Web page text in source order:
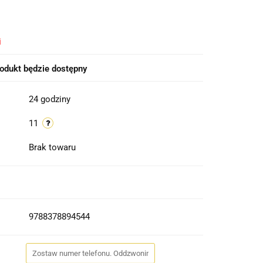
będzie dostępny
24 godziny
11
Brak towaru
9788378894544